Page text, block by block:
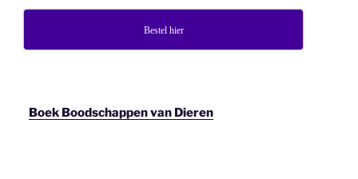
Bestel hier
Boek Boodschappen van Dieren